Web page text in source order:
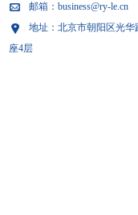
邮箱：business@ry-le.cn
地址：北京市朝阳区光
座4层